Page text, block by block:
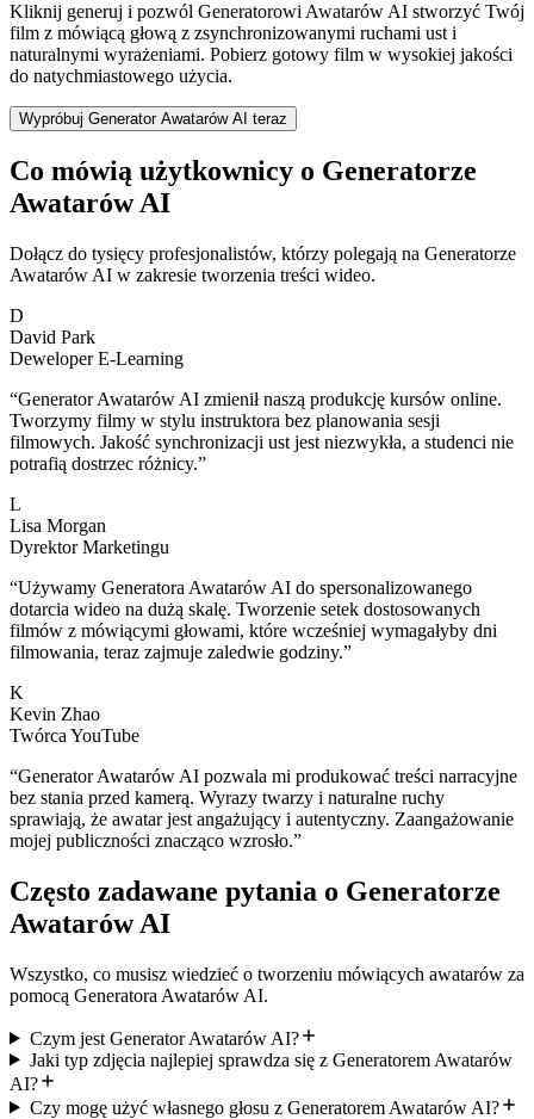
Kliknij generuj i pozwól Generatorowi Awatarów AI stworzyć Twój
film z mówiącą głową z zsynchronizowanymi ruchami ust i
naturalnymi wyrażeniami. Pobierz gotowy film w wysokiej jakości
do natychmiastowego użycia.
Wypróbuj Generator Awatarów AI teraz
Co mówią użytkownicy o Generatorze
Awatarów AI
Dołącz do tysięcy profesjonalistów, którzy polegają na Generatorze
Awatarów AI w zakresie tworzenia treści wideo.
D
David Park
Deweloper E-Learning
“Generator Awatarów AI zmienił naszą produkcję kursów online.
Tworzymy filmy w stylu instruktora bez planowania sesji
filmowych. Jakość synchronizacji ust jest niezwykła, a studenci nie
potrafią dostrzec różnicy.”
L
Lisa Morgan
Dyrektor Marketingu
“Używamy Generatora Awatarów AI do spersonalizowanego
dotarcia wideo na dużą skalę. Tworzenie setek dostosowanych
filmów z mówiącymi głowami, które wcześniej wymagałyby dni
filmowania, teraz zajmuje zaledwie godziny.”
K
Kevin Zhao
Twórca YouTube
“Generator Awatarów AI pozwala mi produkować treści narracyjne
bez stania przed kamerą. Wyrazy twarzy i naturalne ruchy
sprawiają, że awatar jest angażujący i autentyczny. Zaangażowanie
mojej publiczności znacząco wzrosło.”
Często zadawane pytania o Generatorze
Awatarów AI
Wszystko, co musisz wiedzieć o tworzeniu mówiących awatarów za
pomocą Generatora Awatarów AI.
Czym jest Generator Awatarów AI?
Jaki typ zdjęcia najlepiej sprawdza się z Generatorem Awatarów
AI?
Czy mogę użyć własnego głosu z Generatorem Awatarów AI?